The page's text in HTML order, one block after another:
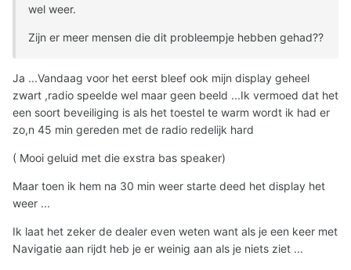
wel weer.
Zijn er meer mensen die dit probleempje hebben gehad??
Ja ...Vandaag voor het eerst bleef ook mijn display geheel
zwart ,radio speelde wel maar geen beeld ...Ik vermoed dat het
een soort beveiliging is als het toestel te warm wordt ik had er
zo,n 45 min gereden met de radio redelijk hard
( Mooi geluid met die exstra bas speaker)
Maar toen ik hem na 30 min weer starte deed het display het
weer ...
Ik laat het zeker de dealer even weten want als je een keer met
Navigatie aan rijdt heb je er weinig aan als je niets ziet ...